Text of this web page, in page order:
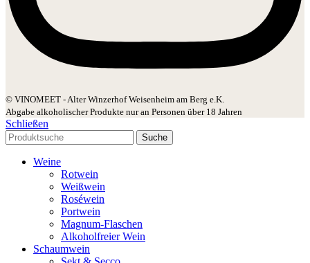
© VINOMEET - Alter Winzerhof Weisenheim am Berg e.K.
Abgabe alkoholischer Produkte nur an Personen über 18 Jahren
Schließen
Suche
Weine
Rotwein
Weißwein
Roséwein
Portwein
Magnum-Flaschen
Alkoholfreier Wein
Schaumwein